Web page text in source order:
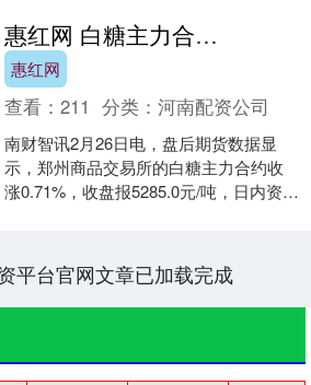
惠红网 白糖主力合约收涨0.71%
惠红网
查看：211 分类：河南配资公司
南财智讯2月26日电，盘后期货数据显
示，郑州商品交易所的白糖主力合约收
涨0.71%，收盘报5285.0元/吨，日内资金
平台官网文章已加载完成